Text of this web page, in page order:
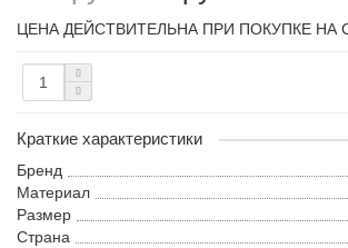
ЦЕНА ДЕЙСТВИТЕЛЬНА ПРИ ПОКУПКЕ НА
Краткие характеристики
Бренд
Материал
Размер
Страна